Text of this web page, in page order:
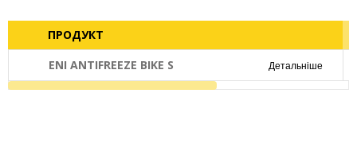
ПРОДУКТ
ENI ANTIFREEZE BIKE S
Детальніше